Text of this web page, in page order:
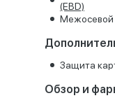
(EBD)
Межосевой
Защита
Обзор и